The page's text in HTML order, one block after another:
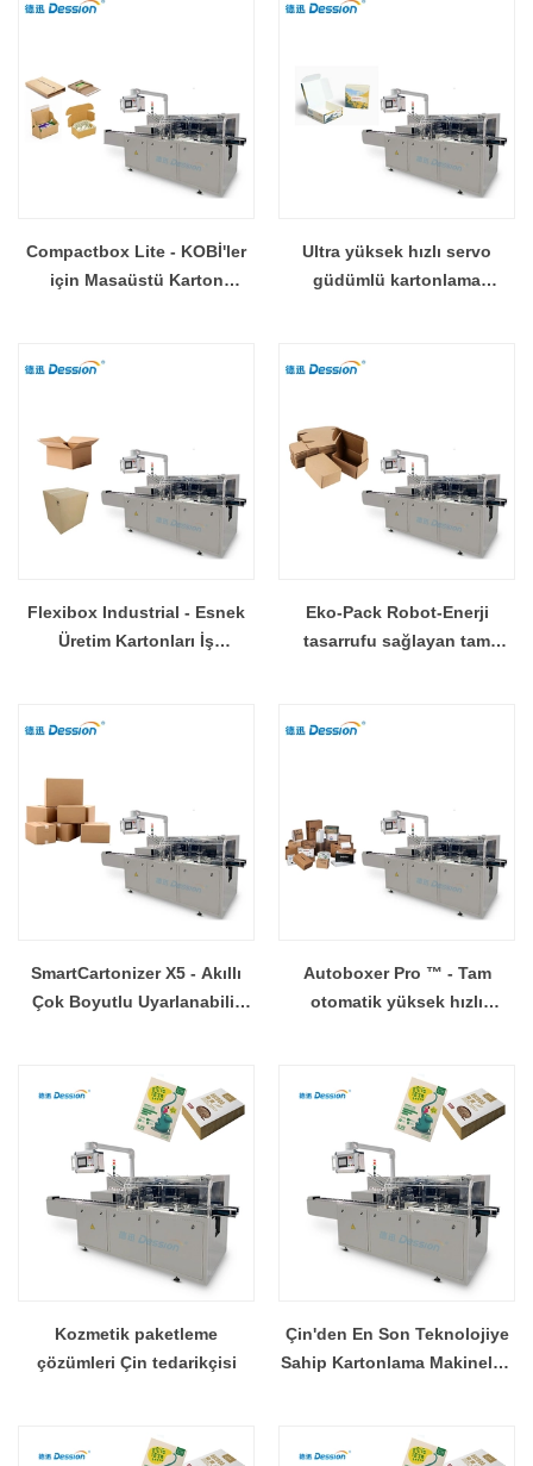
Compactbox Lite - KOBİ'ler
için Masaüstü Karton
Ultra yüksek hızlı servo
güdümlü kartonlama
Flexibox Industrial - Esnek
Üretim Kartonları İş
Eko-Pack Robot-Enerji
tasarrufu sağlayan tam
SmartCartonizer X5 - Akıllı
Çok Boyutlu Uyarlanabilir
Autoboxer Pro ™ - Tam
otomatik yüksek hızlı
Kozmetik paketleme
çözümleri Çin tedarikçisi
Çin'den En Son Teknolojiye
Sahip Kartonlama Makineleri